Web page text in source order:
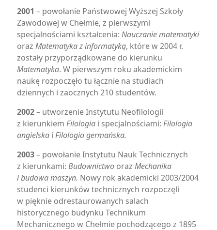
2001 – powołanie Państwowej Wyższej Szkoły
Zawodowej w Chełmie, z pierwszymi
specjalnościami kształcenia: Nauczanie matematyki
oraz Matematyka z informatyką, które w 2004 r.
zostały przyporządkowane do kierunku
Matematyka. W pierwszym roku akademickim
naukę rozpoczęło tu łącznie na studiach
dziennych i zaocznych 210 studentów.
2002– utworzenie Instytutu Neofilologii
z kierunkiem Filologia i specjalnościami: Filologia
angielska i Filologia germańska.
2003– powołanie Instytutu Nauk Technicznych
z kierunkami: Budownictwo oraz Mechanika
i budowa maszyn. Nowy rok akademicki 2003/2004
studenci kierunków technicznych rozpoczęli
w pięknie odrestaurowanych salach
historycznego budynku Technikum
Mechanicznego w Chełmie pochodzącego z 1895